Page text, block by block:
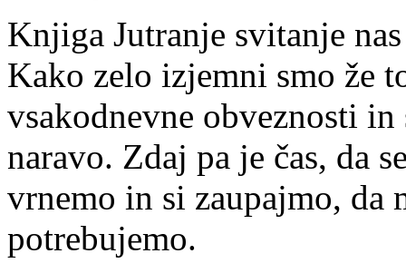
Knjiga Jutranje svitanje
Kako zelo izjemni smo že
vsakodnevne obveznosti
naravo. Zdaj pa je čas, da
vrnemo in si zaupajmo, da
potrebujemo.